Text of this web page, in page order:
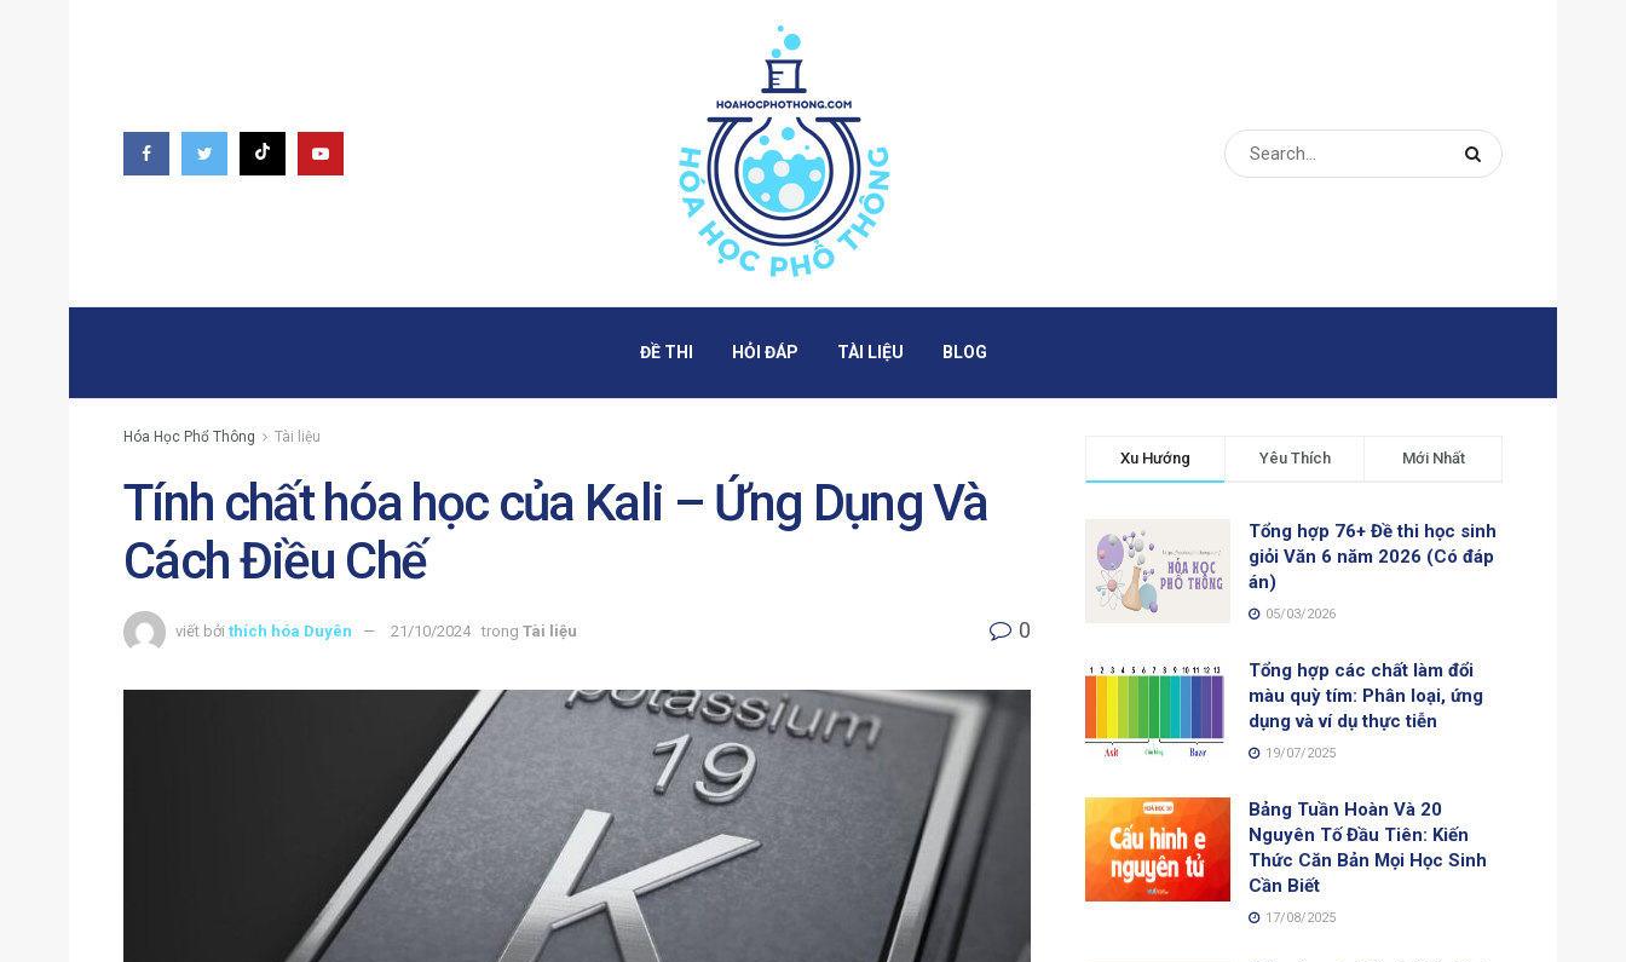
ĐỀ THI HỎI ĐÁP TÀI LIỆU BLOG
Hóa Học Phổ Thông Tài liệu
Tính chất hóa học của Kali – Ứng Dụng Và
Cách Điều Chế
viết bởi thích hóa Duyên 21/10/2024 trong Tài liệu 0
Xu Hướng Yêu Thích Mới Nhất
Tổng hợp 76+ Đề thi học sinh
giỏi Văn 6 năm 2026 (Có đáp
án)
05/03/2026
Tổng hợp các chất làm đổi
màu quỳ tím: Phân loại, ứng
dụng và ví dụ thực tiễn
19/07/2025
Bảng Tuần Hoàn Và 20
Nguyên Tố Đầu Tiên: Kiến
Thức Căn Bản Mọi Học Sinh
Cần Biết
17/08/2025